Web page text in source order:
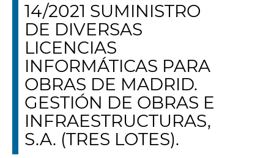
14/2021 SUMINISTRO
DE DIVERSAS
LICENCIAS
INFORMÁTICAS PARA
OBRAS DE MADRID.
GESTIÓN DE OBRAS E
INFRAESTRUCTURAS,
S.A. (TRES LOTES).